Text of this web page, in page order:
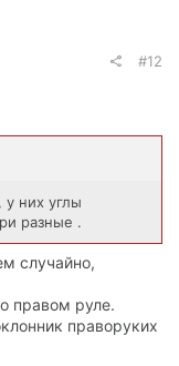
#12
у них углы
разные .
случайно,
правом руле.
праворуких